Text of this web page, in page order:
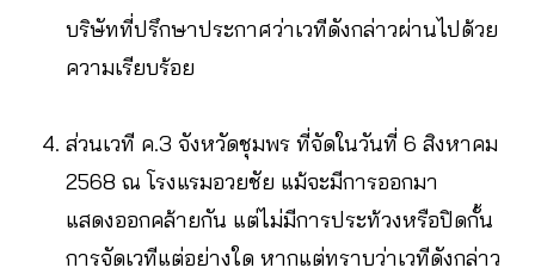
บริษัทที่ปรึกษาประกาศว่าเวทีดังกล่าวผ่านไปด้วย
ความเรียบร้อย
ส่วนเวที ค.3 จังหวัดชุมพร ที่จัดในวันที่ 6 สิงหาคม
2568 ณ โรงแรมอวยชัย แม้จะมีการออกมา
แสดงออกคล้ายกัน แต่ไม่มีการประท้วงหรือปิดกั้น
การจัดเวทีแต่อย่างใด หากแต่ทราบว่าเวทีดังกล่าว